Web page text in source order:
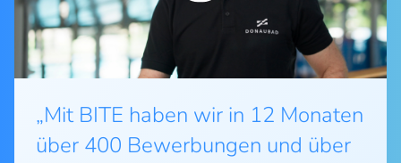
„Mit BITE haben wir in 12 Monaten
über 400 Bewerbungen und über